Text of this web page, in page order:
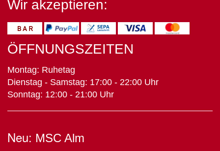
Wir akzeptieren:
ÖFFNUNGSZEITEN
Montag: Ruhetag
Dienstag - Samstag: 17:00 - 22:00 Uhr
Sonntag: 12:00 - 21:00 Uhr
Neu: MSC Alm